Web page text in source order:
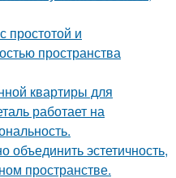
простотой и
пространства
квартиры для
работает на
объединить эстетичность,
пространстве.